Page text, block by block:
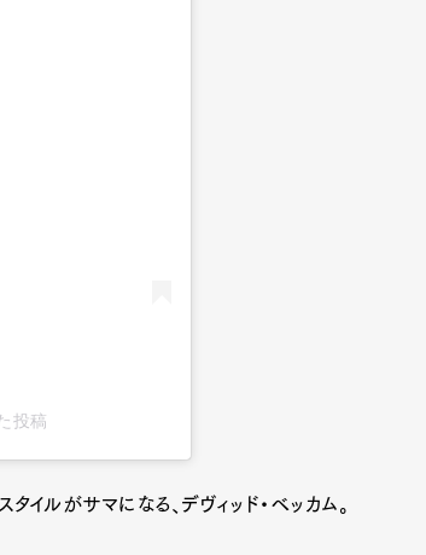
投稿
イルがサマになる、デヴィッド・ベッカム。